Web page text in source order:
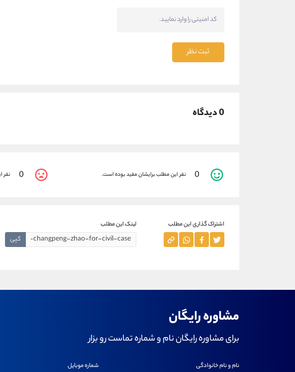
ثبت نظر
0 دیدگاه
0 نفر این مطلب برایشان مفید بوده است. 0 نفر
اشتراک گذاری این مطلب لینک این مطلب
کپی
مشاوره رایگان
برای مشاوره رایگان نام و شماره تماست رو بزار
نام و نام خانوادگی شماره موبایل